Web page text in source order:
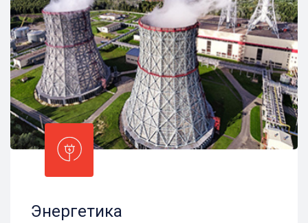
Энергетика